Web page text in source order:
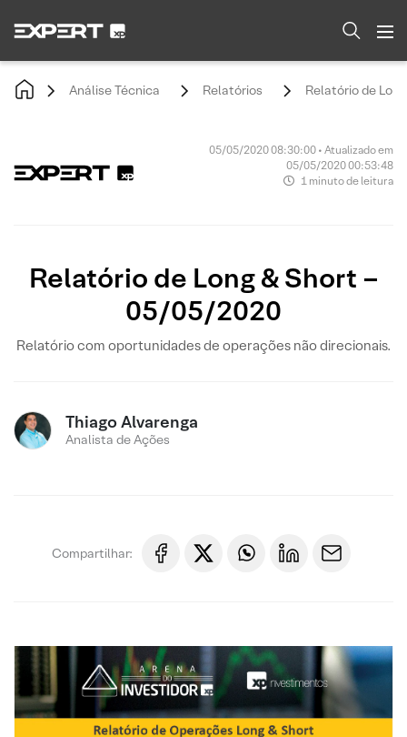
Análise Técnica Relatórios Relatório de
05/05/2020 08:30:00 • Atualizado em
05/05/2020 00:53:48
1 minuto de leitura
Relatório de Long & Short –
05/05/2020
Relatório com oportunidades de operações não direcionais.
Thiago Alvarenga
Analista de Ações
Compartilhar: